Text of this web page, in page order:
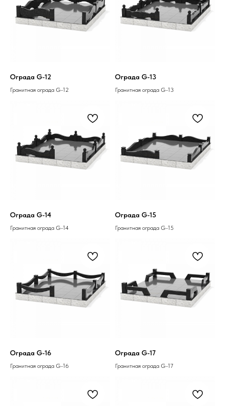
Ограда G-12
Гранитная ограда G-12
Ограда G-13
Гранитная ограда G-13
Ограда G-14
Гранитная ограда G-14
Ограда G-15
Гранитная ограда G-15
Ограда G-16
Гранитная ограда G-16
Ограда G-17
Гранитная ограда G-17